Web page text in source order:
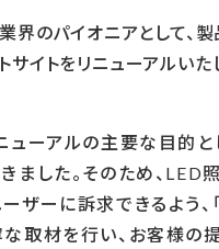
界のパイオニアとして、
サイトをリニューアルいた
ューアルの主要な目的と
ました。そのため、 LED
ザーに訴求できるよう、
取材を行い、お客様の